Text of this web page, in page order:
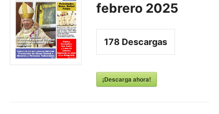
febrero 2025
178 Descargas
¡Descarga ahora!